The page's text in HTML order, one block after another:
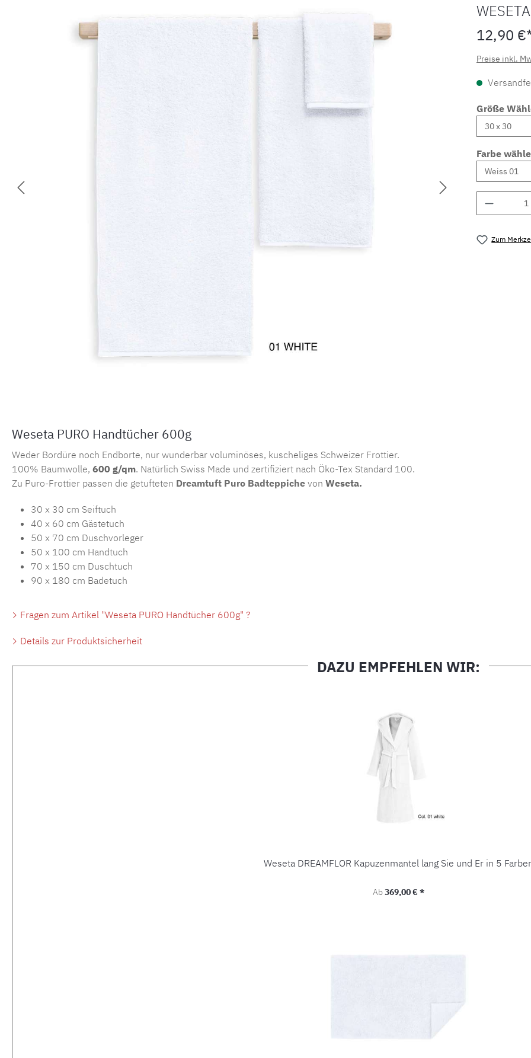
12,90
Preise inkl.
Größe
Farbe
Zum
Weseta PURO Handtücher 600g
Weder Bordüre noch Endborte, nur wunderbar voluminöses, kuscheliges Schweizer Frottier.
100% Baumwolle, 600 g/qm. Natürlich Swiss Made und zertifiziert nach Öko-Tex Standard 100.
Zu Puro-Frottier passen die getufteten Dreamtuft Puro Badteppiche von Weseta.
30 x 30 cm Seiftuch
40 x 60 cm Gästetuch
50 x 70 cm Duschvorleger
50 x 100 cm Handtuch
70 x 150 cm Duschtuch
90 x 180 cm Badetuch
Fragen zum Artikel "Weseta PURO Handtücher 600g" ?
Details zur Produktsicherheit
DAZU EMPFEHLEN WIR:
Weseta DREAMFLOR Kapuzenmantel lang Sie und Er in 5
Regulärer Preis:
Ab369,00 € *